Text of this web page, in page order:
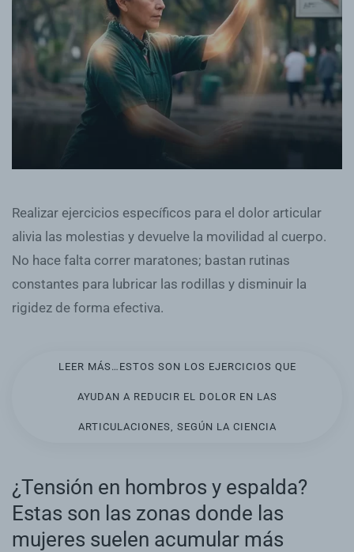
Realizar ejercicios específicos para el dolor articular
alivia las molestias y devuelve la movilidad al cuerpo.
No hace falta correr maratones; bastan rutinas
constantes para lubricar las rodillas y disminuir la
rigidez de forma efectiva.
LEER MÁS…ESTOS SON LOS EJERCICIOS QUE
AYUDAN A REDUCIR EL DOLOR EN LAS
ARTICULACIONES, SEGÚN LA CIENCIA
¿Tensión en hombros y espalda?
Estas son las zonas donde las
mujeres suelen acumular más